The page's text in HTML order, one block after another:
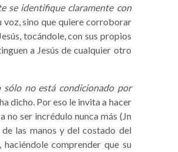
se identifique claramente con
voz, sino que quiere corroborar
tocándole, con sus propios
a Jesús de cualquier otro
sólo no está condicionado por
dicho. Por eso le invita a hacer
no ser incrédulo nunca más (Jn
las manos y del costado del
comprender que su